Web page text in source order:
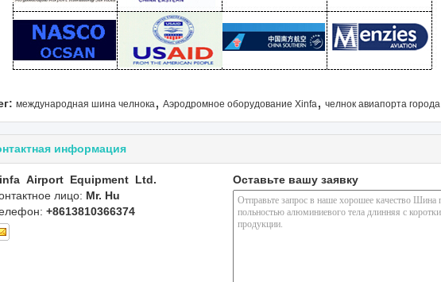
международная шина челнока, Аэродромное оборудование Xinfa, челнок авиапорта города
информация
Airport Equipment Ltd.
лицо: Mr. Hu
+8613810366374
Оставьте вашу заявку